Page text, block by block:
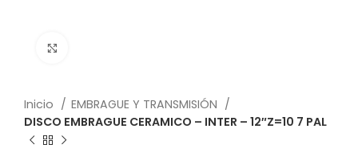
Inicio
EMBRAGUE Y TRANSMISIÓN
DISCO EMBRAGUE CERAMICO – INTER – 12″Z=10 7 PAL